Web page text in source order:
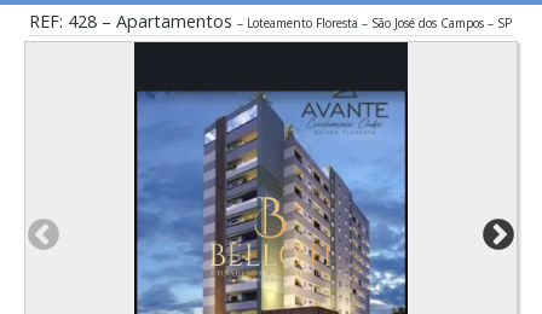
REF: 428 – Apartamentos Loteamento Floresta – São José dos Campos – SP